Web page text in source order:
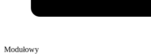
Modułowy